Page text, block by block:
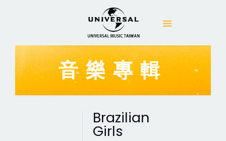
音樂專輯
Brazilian
Girls